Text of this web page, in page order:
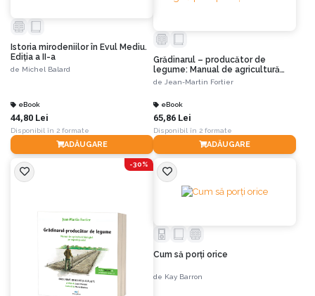
Istoria mirodeniilor în Evul Mediu.
Ediția a II-a
de Michel Balard
eBook
44,80 Lei
Disponibil în 2 formate
ADĂUGARE
Grădinarul – producător de
legume: Manual de agricultură
biologică pe suprafețe mici
de Jean-Martin Fortier
eBook
65,86 Lei
Disponibil în 2 formate
ADĂUGARE
-30%
Cum să porți orice
de Kay Barron